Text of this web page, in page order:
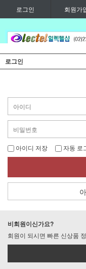
로그인 회원가
로그인
아이디 저장 자동 로
비회원이신가요?
회원이 되시면 빠른 신상품